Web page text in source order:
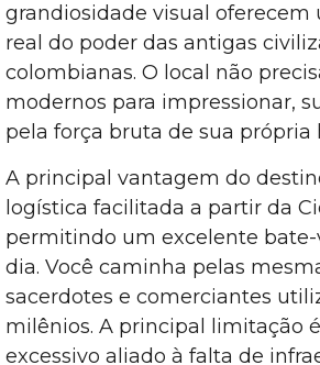
grandiosidade visual oferecem
real do poder das antigas
colombianas. O local não
modernos para impressionar,
pela força bruta de sua própria
A principal vantagem do
logística facilitada a partir da
permitindo um excelente
dia. Você caminha pelas
sacerdotes e comerciantes
milênios. A principal limitação
excessivo aliado à falta de